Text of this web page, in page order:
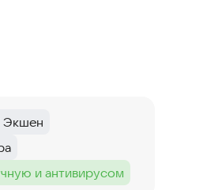
Экшен
и антивирусом